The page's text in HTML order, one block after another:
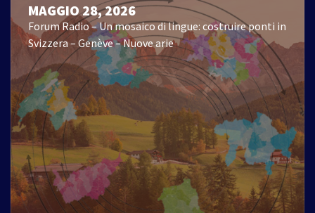
MAGGIO 28, 2026
Forum Radio – Un mosaico di lingue: costruire ponti in
Svizzera – Genève – Nuove arie